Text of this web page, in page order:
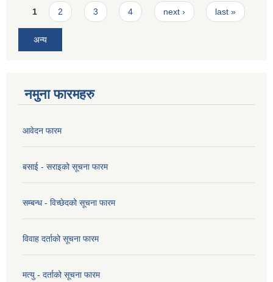
Pages
1 2 3 4 next › last »
अन्य
नमुना फारमहरु
आवेदन फारम
बसाई - सराइको सूचना फारम
सम्बन्ध - विच्छेदको सूचना फारम
विवाह दर्ताको सूचना फारम
मत्यु - दर्ताको सूचना फारम